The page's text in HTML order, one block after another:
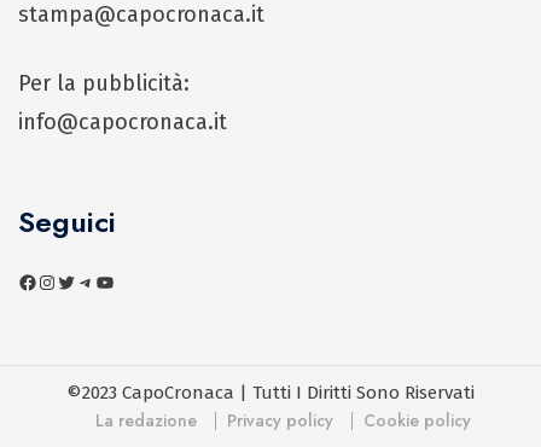
stampa@capocronaca.it
Per la pubblicità:
info@capocronaca.it
Seguici
©2023 CapoCronaca | Tutti I Diritti Sono Riservati
La redazione Privacy policy Cookie policy